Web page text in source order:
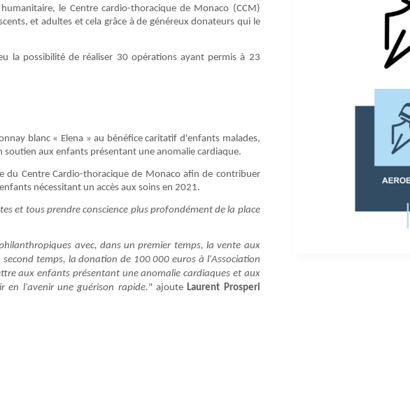
le Centre cardio-thoracique de Monaco (CCM)
et adultes et cela grâce à de généreux donateurs qui le
la possibilité de réaliser 30 opérations ayant permis à 23
blanc « Elena » au bénéfice caritatif d'enfants malades,
soutien aux enfants présentant une anomalie cardiaque.
du Centre Cardio-thoracique de Monaco afin de contribuer
nécessitant un accès aux soins en 2021.
et tous prendre conscience plus profondément de la place
avec, dans un premier temps, la vente aux
temps, la donation de 100 000 euros à l'Association
aux enfants présentant une anomalie cardiaques et aux
en l'avenir une guérison rapide." ajouteLaurent Prosperi